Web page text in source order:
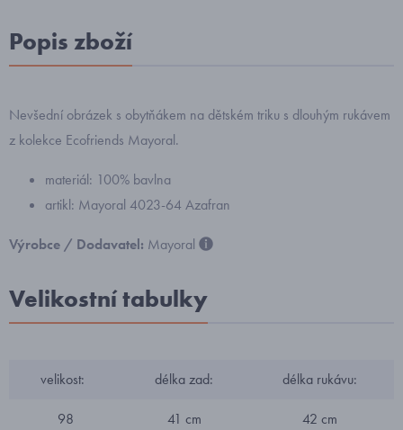
Popis zboží
Nevšední obrázek s obytňákem na dětském triku s dlouhým rukávem
z kolekce Ecofriends Mayoral.
materiál: 100% bavlna
artikl: Mayoral 4023-64 Azafran
Výrobce / Dodavatel: Mayoral
Velikostní tabulky
velikost: délka zad: délka rukávu:
98 41 cm 42 cm